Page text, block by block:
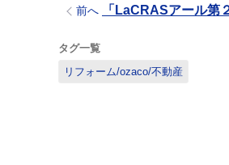
前へ
タグ一覧
リフォーム/ozaco/不動産